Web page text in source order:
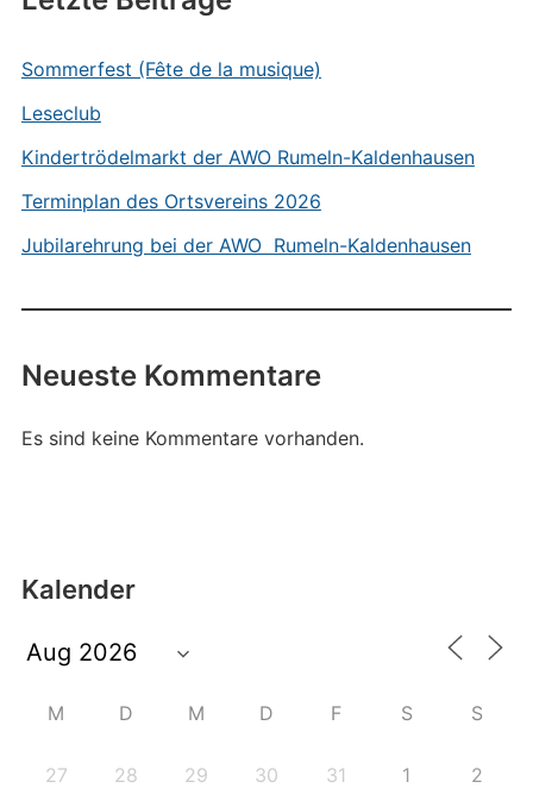
Sommerfest (Fête de la musique)
Leseclub
Kindertrödelmarkt der AWO Rumeln-Kaldenhausen
Terminplan des Ortsvereins 2026
Jubilarehrung bei der AWO Rumeln-Kaldenhausen
Neueste Kommentare
Es sind keine Kommentare vorhanden.
Kalender
M D M D F S S
27 28 29 30 31 1 2